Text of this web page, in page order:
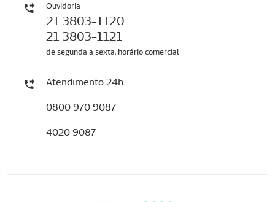
Ouvidoria
21 3803-1120
21 3803-1121
de segunda a sexta, horário comercial
Atendimento 24h
0800 970 9087
4020 9087